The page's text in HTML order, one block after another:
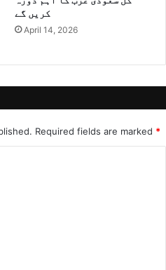
April 14, 2026
Required fields are marked *